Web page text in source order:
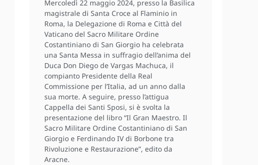
Mercoledì 22 maggio 2024, presso la Basilica
magistrale di Santa Croce al Flaminio in
Roma, la Delegazione di Roma e Città del
Vaticano del Sacro Militare Ordine
Costantiniano di San Giorgio ha celebrata
una Santa Messa in suffragio dell’anima del
Duca Don Diego de Vargas Machuca, il
compianto Presidente della Real
Commissione per l’Italia, ad un anno dalla
sua morte. A seguire, presso l’attigua
Cappella dei Santi Sposi, si è svolta la
presentazione del libro “Il Gran Maestro. Il
Sacro Militare Ordine Costantiniano di San
Giorgio e Ferdinando IV di Borbone tra
Rivoluzione e Restaurazione”, edito da
Aracne.